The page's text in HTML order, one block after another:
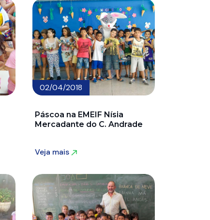
02/04/2018
Páscoa na EMEIF Nísia
Mercadante do C. Andrade
Veja mais